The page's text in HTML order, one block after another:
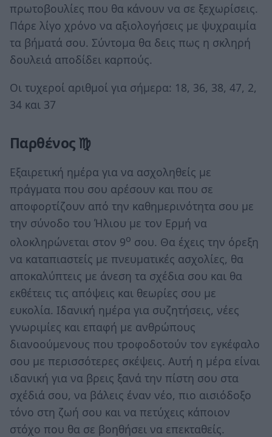
πρωτοβουλίες που θα κάνουν να σε ξεχωρίσεις.
Πάρε λίγο χρόνο να αξιολογήσεις με ψυχραιμία
τα βήματά σου. Σύντομα θα δεις πως η σκληρή
δουλειά αποδίδει καρπούς.
Οι τυχεροί αριθμοί για σήμερα: 18, 36, 38, 47, 2,
34 και 37
Παρθένος ♍
Εξαιρετική ημέρα για να ασχοληθείς με
πράγματα που σου αρέσουν και που σε
αποφορτίζουν από την καθημερινότητα σου με
την σύνοδο του Ήλιου με τον Ερμή να
ολοκληρώνεται στον 9ο σου. Θα έχεις την όρεξη
να καταπιαστείς με πνευματικές ασχολίες, θα
αποκαλύπτεις με άνεση τα σχέδια σου και θα
εκθέτεις τις απόψεις και θεωρίες σου με
ευκολία. Ιδανική ημέρα για συζητήσεις, νέες
γνωριμίες και επαφή με ανθρώπους
διανοούμενους που τροφοδοτούν τον εγκέφαλο
σου με περισσότερες σκέψεις. Αυτή η μέρα είναι
ιδανική για να βρεις ξανά την πίστη σου στα
σχέδιά σου, να βάλεις έναν νέο, πιο αισιόδοξο
τόνο στη ζωή σου και να πετύχεις κάποιον
στόχο που θα σε βοηθήσει να επεκταθείς.